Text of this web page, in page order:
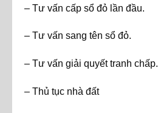
– Tư vấn cấp sổ đỏ lần đầu.
– Tư vấn sang tên sổ đỏ.
– Tư vấn giải quyết tranh chấp.
– Thủ tục nhà đất